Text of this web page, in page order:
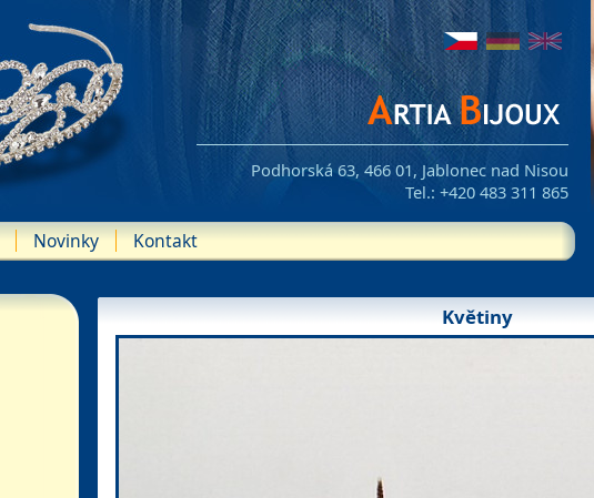
Podhorská 63, 466 01, Jablonec nad Nisou
Tel.: +420 483 311 865
Novinky Kontakt
Květiny